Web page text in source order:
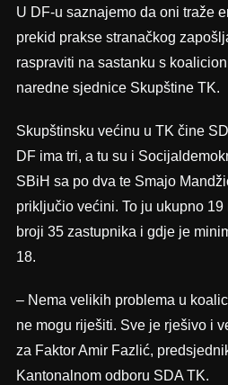
U DF-u saznajemo da oni traže
prekid prakse stranačkog
raspraviti na sastanku s
naredne sjednice Skupštine TK.
Skupštinsku većinu u TK čine
DF ima tri, a tu su i
SBiH sa po dva te Smajo
priključio većini. To ju ukupno
broji 35 zastupnika i gdje je
18.
– Nema velikih problema u
ne mogu riješiti. Sve je rješivo i
za Faktor Amir Fazlić,
Kantonalnom odboru SDA TK.